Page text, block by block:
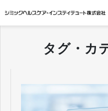
私た
会
タグ・カ